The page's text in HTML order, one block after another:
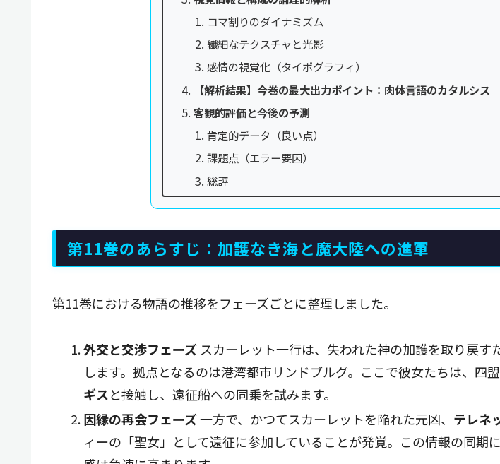
コマ割りのダイナミズム
繊細なテクスチャと光影
感情の視覚化（タイポグラフィ）
【解析結果】今巻の最大出力ポイント：肉体言語のカタルシス
客観的評価と今後の予測
肯定的データ（良い点）
課題点（エラー要因）
総評
第11巻のあらすじ：加護なき海と魔大陸への進軍
第11巻における物語の推移をフェーズごとに整理しました。
外交と交渉フェーズスカーレット一行は、失われた神の加護を取り戻す
します。拠点となるのは港湾都市リンドブルグ。ここで彼女たちは、四
ギスと接触し、遠征船への同乗を試みます。
因縁の再会フェーズ一方で、かつてスカーレットを陥れた元凶、 テレネ
ィーの「聖女」として遠征に参加していることが発覚。この情報の同期